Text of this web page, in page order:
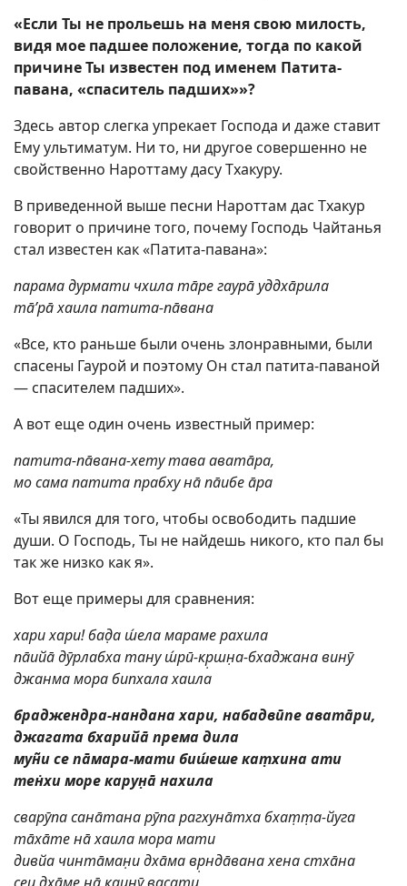
«Если Ты не прольешь на меня свою милость,
видя мое падшее положение, тогда по какой
причине Ты известен под именем Патита-
павана, «спаситель падших»»?
Здесь автор слегка упрекает Господа и даже ставит
Ему ультиматум. Ни то, ни другое совершенно не
свойственно Нароттаму дасу Тхакуру.
В приведенной выше песни Нароттам дас Тхакур
говорит о причине того, почему Господь Чайтанья
стал известен как «Патита-павана»:
парама дурмати чхила тāре гаурā уддхāрила
тā’рā хаила патита-пāвана
«Все, кто раньше были очень злонравными, были
спасены Гаурой и поэтому Он стал патита-паваной
— спасителем падших».
А вот еще один очень известный пример:
патита-пāвана-хету тава аватāра,
мо сама патита прабху нā пāибе āра
«Ты явился для того, чтобы освободить падшие
души. О Господь, Ты не найдешь никого, кто пал бы
так же низко как я».
Вот еще примеры для сравнения:
хари хари! бад̣а ш́ела мараме рахила
пāийā дӯрлабха тану ш́рӣ-кр̣шн̣а-бхаджана винӯ
джанма мора бипхала хаила
браджендра-нандана хари, набадвӣпе аватāри,
джагата бхарийā према дила
мун̃и се пāмара-мати биш́еше кат̣хина ати
тен̇хи море карун̣ā нахила
сварӯпа санāтана рӯпа рагхунāтха бхат̣т̣а-йуга
тāхāте нā хаила мора мати
дивйа чинтāман̣и дхāма вр̣ндāвана хена стхāна